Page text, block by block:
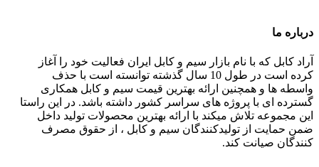
درباره ما
آراد کابل که با نام بازار سیم و کابل ایران فعالیت خود را آغاز
کرده است در طول 10 سال گذشته توانسته است با حذف
واسطه ها و همچنین ارائه بهترین قیمت سیم و کابل همکاری
گسترده ای با پروژه های سراسر کشور داشته باشد. در این راستا
این مجموعه تلاش میکند با ارائه بهترین محصولات تولید داخل
ضمن حمایت از تولیدکنندگان سیم و کابل ، از حقوق مصرف
کنندگان صیانت کند.